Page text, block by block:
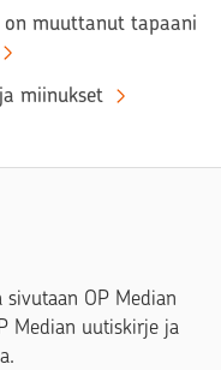
muuttanut tapaani
miinukset
OP Median
Median uutiskirje ja